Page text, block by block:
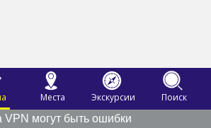
Места Экскурсии
Поиск
VPN могут быть ошибки